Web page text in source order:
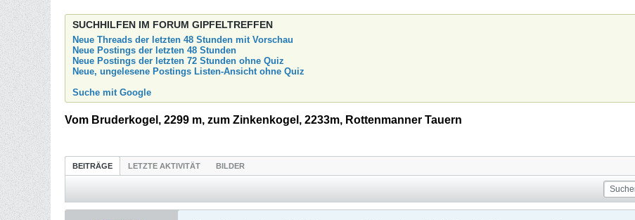
SUCHHILFEN IM FORUM GIPFELTREFFEN
Neue Threads der letzten 48 Stunden mit Vorschau
Neue Postings der letzten 48 Stunden
Neue Postings der letzten 72 Stunden ohne Quiz
Neue, ungelesene Postings Listen-Ansicht ohne Quiz
Suche mit Google
Vom Bruderkogel, 2299 m, zum Zinkenkogel, 2233m, Rottenmanner Tauern
BEITRÄGE LETZTE AKTIVITÄT BILDER